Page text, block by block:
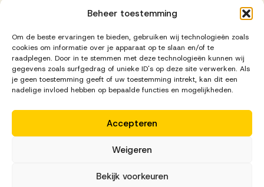
Beheer toestemming
Om de beste ervaringen te bieden, gebruiken wij technologieën zoals
cookies om informatie over je apparaat op te slaan en/of te
raadplegen. Door in te stemmen met deze technologieën kunnen wij
gegevens zoals surfgedrag of unieke ID's op deze site verwerken. Als
je geen toestemming geeft of uw toestemming intrekt, kan dit een
nadelige invloed hebben op bepaalde functies en mogelijkheden.
Accepteren
Weigeren
Bekijk voorkeuren
3871 AZ Hoevelaken
Privacy Statement
Realisatie doorZeker Zichtbaar